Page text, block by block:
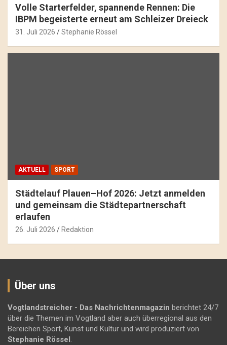
Volle Starterfelder, spannende Rennen: Die
IBPM begeisterte erneut am Schleizer Dreieck
31. Juli 2026 Stephanie Rössel
AKTUELL SPORT
Städtelauf Plauen–Hof 2026: Jetzt anmelden
und gemeinsam die Städtepartnerschaft
erlaufen
26. Juli 2026 Redaktion
Über uns
Vogtlandstreicher - Das Nachrichtenmagazin berichtet 24/7
über die Themen im Vogtland aber auch überregional aus den
Bereichen Sport, Kunst und Kultur und wird produziert von
Stephanie Rössel .